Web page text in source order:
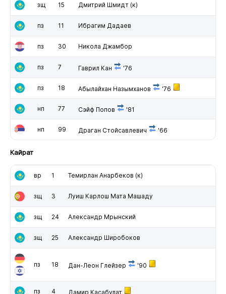
зщ 15 Дмитрий Шмидт(к)
пз 11 Ибрагим Дадаев
пз 30 Никола Джамбор
пз 7 Гаврил Кан '76
пз 18 Абылайхан Назымханов '76
нп 77 Сэйф Попов '81
нп 99 Драган Стойсавлевич '66
Кайрат
вр 1 Темирлан Анарбеков (к)
зщ 3 Луиш Карлош Мата Машаду
зщ 24 Александр Мрынский
зщ 25 Александр Широбоков
пз 18 Дан-Леон Глейзер '90
пз 4 Дамир Касабулат